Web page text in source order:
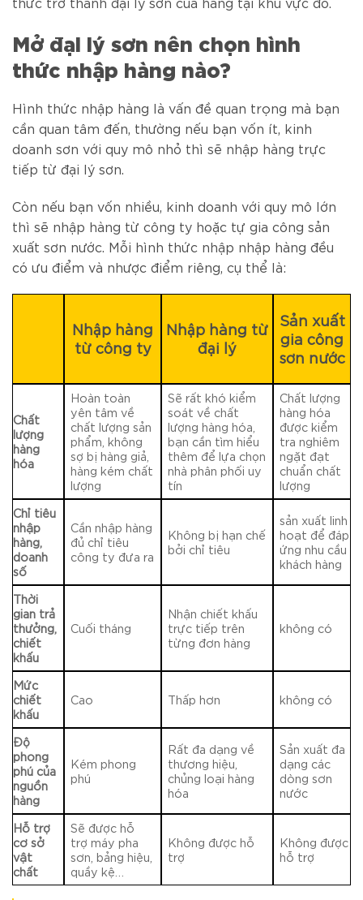
Mở đại lý sơn nên chọn hình
thức nhập hàng nào?
Hình thức nhập hàng là vấn đề quan trọng mà bạn
cần quan tâm đến, thường nếu bạn vốn ít, kinh
doanh sơn với quy mô nhỏ thì sẽ nhập hàng trực
tiếp từ đại lý sơn.
Còn nếu bạn vốn nhiều, kinh doanh với quy mô lớn
thì sẽ nhập hàng từ công ty hoặc tự gia công sản
xuất sơn nước. Mỗi hình thức nhập nhập hàng đều
có ưu điểm và nhược điểm riêng, cụ thể là:
Nhập hàng
từ công ty
Nhập hàng từ
đại lý
Sản xuất
gia công
sơn nước
Chất
lượng
hàng
hóa
Hoàn toàn
yên tâm về
chất lượng sản
phẩm, không
sợ bị hàng giả,
hàng kém chất
lượng
Sẽ rất khó kiểm
soát về chất
lượng hàng hóa,
bạn cần tìm hiểu
thêm để lựa chọn
nhà phân phối uy
tín
Chất lượng
hàng hóa
được kiểm
tra nghiêm
ngặt đạt
chuẩn chất
lượng
Chỉ tiêu
nhập
hàng,
doanh
số
Cần nhập hàng
đủ chỉ tiêu
công ty đưa ra
Không bị hạn chế
bởi chỉ tiêu
sản xuất linh
hoạt để đáp
ứng nhu cầu
khách hàng
Thời
gian trả
thưởng,
chiết
khấu
Cuối tháng
Nhận chiết khấu
trực tiếp trên
từng đơn hàng
không có
Mức
chiết
khấu
Cao Thấp hơn không có
Độ
phong
phú của
nguồn
hàng
Kém phong
phú
Rất đa dạng về
thương hiệu,
chủng loại hàng
hóa
Sản xuất đa
dạng các
dòng sơn
nước
Hỗ trợ
cơ sở
vật
chất
Sẽ được hỗ
trợ máy pha
sơn, bảng hiệu,
quầy kệ…
Không được hỗ
trợ
Không được
hỗ trợ